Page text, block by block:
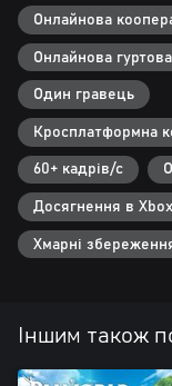
Онлайнова
Онлайнова
Один гравець
Кросплатформна
60+ кадрів/с
Досягнення в Xbox
Хмарні
Іншим також